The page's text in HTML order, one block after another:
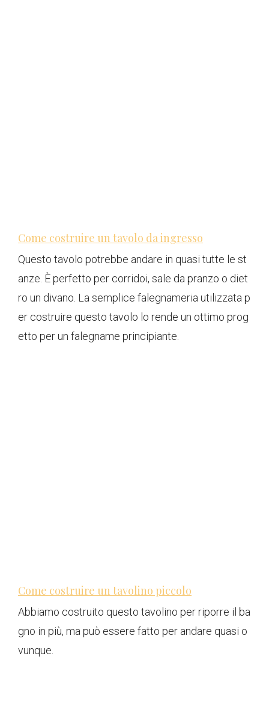
Come costruire un tavolo da ingresso
Questo tavolo potrebbe andare in quasi tutte le st
anze. È perfetto per corridoi, sale da pranzo o diet
ro un divano. La semplice falegnameria utilizzata p
er costruire questo tavolo lo rende un ottimo prog
etto per un falegname principiante.
Come costruire un tavolino piccolo
Abbiamo costruito questo tavolino per riporre il ba
gno in più, ma può essere fatto per andare quasi o
vunque.